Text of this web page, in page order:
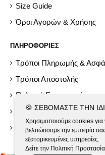
Size Guide
Όροι Αγορών & Χρήσης
ΠΛΗΡΟΦΟΡΙΕΣ
Τρόποι Πληρωμής &
Τρόποι Αποστολής
Πολιτική Επιστροφών
Help
Εργαλεία GDPR
🍪 ΣΕΒΌΜΑΣΤΕ ΤΗΝ
Χρησιμοποιούμε cookies
βελτιώσουμε την εμπειρία
εξατομικευμένες υπηρεσίες.
Δείτε την Πολιτική